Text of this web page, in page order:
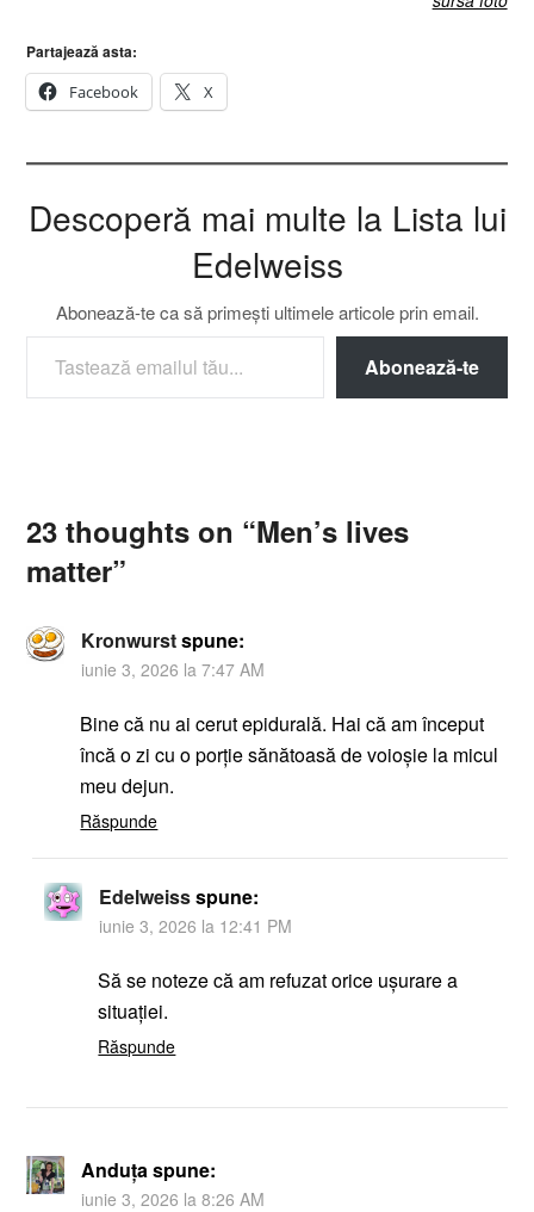
Partajează asta:
Facebook
X
Descoperă mai multe la Lista lui
Edelweiss
Abonează-te ca să primești ultimele articole prin email.
TASTEAZĂ EMAILUL TĂU...
Abonează-te
23 thoughts on “Men’s lives
matter”
Kronwurstspune:
iunie 3, 2026 la 7:47 AM
Bine că nu ai cerut epidurală. Hai că am început
încă o zi cu o porție sănătoasă de voioșie la micul
meu dejun.
Răspunde
Edelweissspune:
iunie 3, 2026 la 12:41 PM
Să se noteze că am refuzat orice ușurare a
situației.
Răspunde
Anduțaspune:
iunie 3, 2026 la 8:26 AM